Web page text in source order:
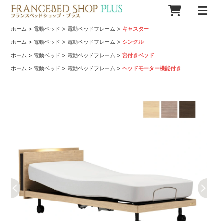
ホーム > 電動ベッド > 電動ベッドフレーム > キャスター
ホーム > 電動ベッド > 電動ベッドフレーム > シングル
ホーム > 電動ベッド > 電動ベッドフレーム >宮付きベッド
ホーム > 電動ベッド > 電動ベッドフレーム >ヘッドモーター機能付き